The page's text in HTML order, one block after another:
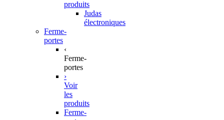
produits
Judas
électroniques
Ferme-
portes
‹
Ferme-
portes
›
Voir
les
produits
Ferme-